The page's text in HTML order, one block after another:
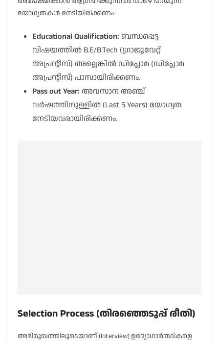
യോഗ്യതകൾ നേടിയിരിക്കണം:
Educational Qualification: ബന്ധപ്പെട്ട
വിഷയത്തിൽ B.E/B.Tech (ഗ്രാജുവേറ്റ്
അപ്രന്റീസ്) അല്ലെങ്കിൽ ഡിപ്ലോമ (ഡിപ്ലോമ
അപ്രന്റീസ്) പാസായിരിക്കണം.
Pass out Year: അവസാന അഞ്ച്
വർഷത്തിനുള്ളിൽ (Last 5 Years) യോഗ്യത
നേടിയവരായിരിക്കണം.
Selection Process (തിരഞ്ഞെടുപ്പ് രീതി)
അഭിമുഖത്തിലൂടെയാണ് (Interview) ഉദ്യോഗാർത്ഥികളെ